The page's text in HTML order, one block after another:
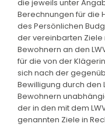
die jeweils unter
Berechnungen für die
des Persönlichen
der vereinbarten Ziele
Bewohnern an den
für die von der
sich nach der
Bewilligung durch den
Bewohnern
der in den mit dem
genannten Ziele in